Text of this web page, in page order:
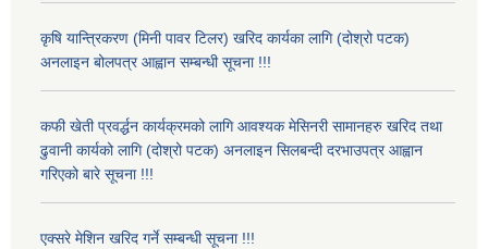
कृषि यान्त्रिकरण (मिनी पावर टिलर) खरिद कार्यका लागि (दोश्रो पटक)
अनलाइन बोलपत्र आह्वान सम्बन्धी सूचना !!!
कफी खेती प्रवर्द्धन कार्यक्रमको लागि आवश्यक मेसिनरी सामानहरु खरिद तथा
ढुवानी कार्यको लागि (दोश्रो पटक) अनलाइन सिलबन्दी दरभाउपत्र आह्वान
गरिएको बारे सूचना !!!
एक्सरे मेशिन खरिद गर्ने सम्बन्धी सूचना !!!